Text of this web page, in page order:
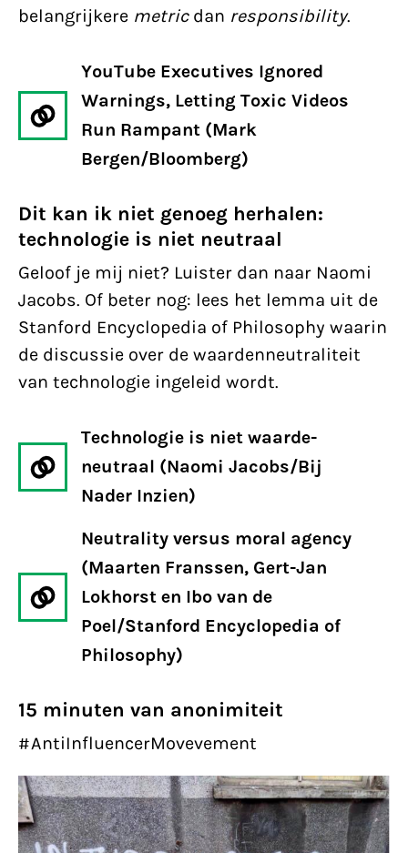
belangrijkere metricdan responsibility.
YouTube Executives Ignored
Warnings, Letting Toxic Videos
Run Rampant (Mark
Bergen/Bloomberg)
Dit kan ik niet genoeg herhalen:
technologie is niet neutraal
Geloof je mij niet? Luister dan naar Naomi
Jacobs. Of beter nog: lees het lemma uit de
Stanford Encyclopedia of Philosophy waarin
de discussie over de waardenneutraliteit
van technologie ingeleid wordt.
Technologie is niet waarde-
neutraal (Naomi Jacobs/Bij
Nader Inzien)
Neutrality versus moral agency
(Maarten Franssen, Gert-Jan
Lokhorst en Ibo van de
Poel/Stanford Encyclopedia of
Philosophy)
15 minuten van anonimiteit
#AntiInfluencerMovevement